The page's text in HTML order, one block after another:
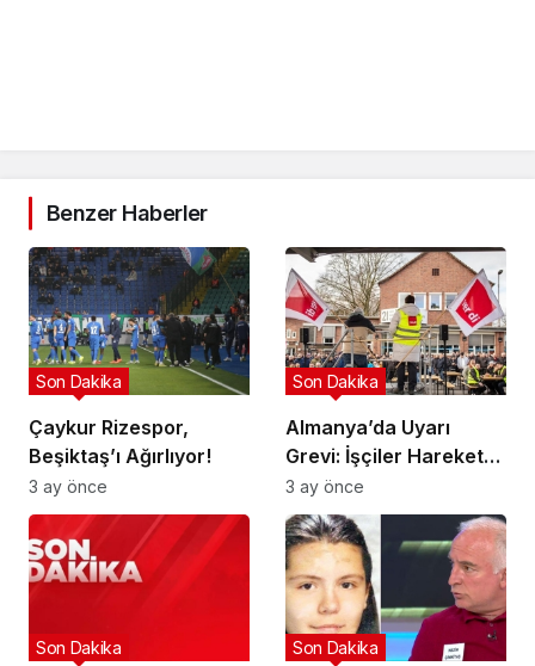
Benzer Haberler
Çaykur Rizespor,
Beşiktaş’ı Ağırlıyor!
Son Dakika
3 ay önce
Almanya’da Uyarı
Grevi: İşçiler Harekete
Geçti!
Son Dakika
3 ay önce
Son Dakika Son Dakika